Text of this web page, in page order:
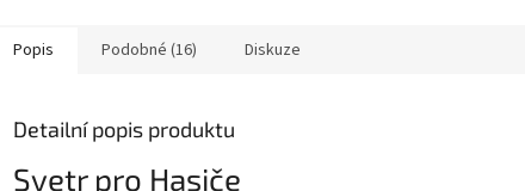
Popis Podobné (16) Diskuze
Detailní popis produktu
Svetr pro Hasiče